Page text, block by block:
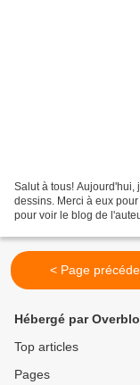
Salut à tous! Aujourd'hui,
dessins. Merci à eux
pour voir le blog de
< Page
Hébergé par
Top articles
Pages